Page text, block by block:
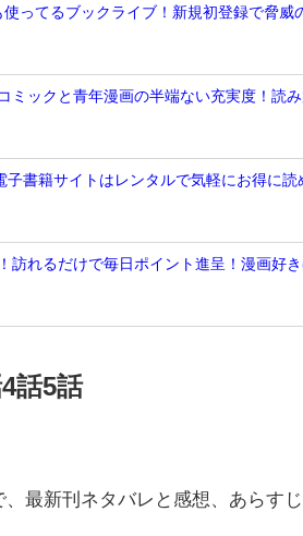
ってるブックライブ！新規初登録で脅威
ミックと青年漫画の半端ない充実度！読
書籍サイトはレンタルで気軽にお得に読
訪れるだけで毎日ポイント進呈！漫画好
話5話
最新刊ネタバレと感想、あらす